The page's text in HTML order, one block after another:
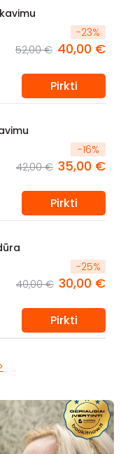
-23%
52,00 € 40,00 €
Pirkti
-16%
42,00 € 35,00 €
Pirkti
-25%
40,00 € 30,00 €
Pirkti